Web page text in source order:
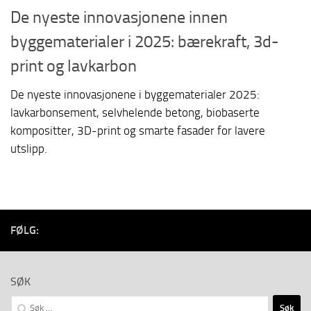
De nyeste innovasjonene innen
byggematerialer i 2025: bærekraft, 3d-
print og lavkarbon
De nyeste innovasjonene i byggematerialer 2025:
lavkarbonsement, selvhelende betong, biobaserte
kompositter, 3D-print og smarte fasader for lavere
utslipp.
FØLG:
SØK
Søk